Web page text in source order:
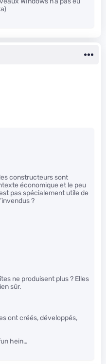
constructeurs sont
économique et le peu
pas spécialement utile de
?
ne produisent plus ? Elles
sûr.
ont créés, développés,
hein…